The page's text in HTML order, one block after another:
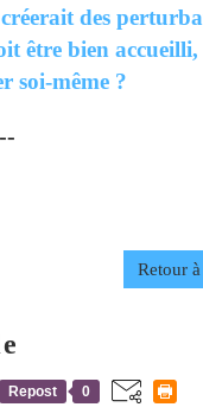
des
être bien accueilli,
soi-même ?
Retour
Repost 0